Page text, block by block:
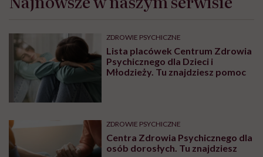
ZDROWIE PSYCHICZNE
Lista placówek Centrum Zdrowia
Psychicznego dla Dzieci i
Młodzieży. Tu znajdziesz pomoc
ZDROWIE PSYCHICZNE
Centra Zdrowia Psychicznego dla
osób dorosłych. Tu znajdziesz